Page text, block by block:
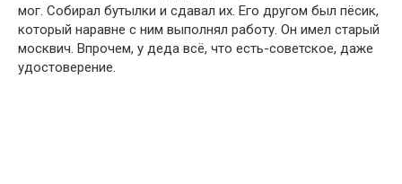
мог. Собирал бутылки и сдавал их. Его другом был пёсик,
который наравне с ним выполнял работу. Он имел старый
москвич. Впрочем, у деда всё, что есть-советское, даже
удостоверение.